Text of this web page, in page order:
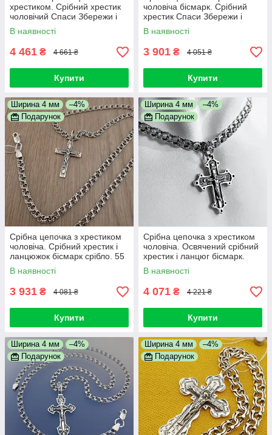
хрестиком. Срібний хрестик
чоловічий Спаси Збережи і
цепочка бісмарк 55 см
В наявності
4 461 ₴ 4 661 ₴
Купити
чоловіча бісмарк. Срібний
хрестик Спаси Збережи і
цепочка срібло 925. 55 см
В наявності
3 901 ₴ 4 051 ₴
Купити
Ширина 4 мм
–4%
Подарунок
Срібна цепочка з хрестиком
чоловіча. Срібний хрестик і
ланцюжок бісмарк срібло. 55
см
В наявності
3 931 ₴ 4 081 ₴
Купити
Ширина 4 мм
–4%
Подарунок
Срібна цепочка з хрестиком
чоловіча. Освячений срібний
хрестик і ланцюг бісмарк.
Довжина 55 см
В наявності
4 071 ₴ 4 221 ₴
Купити
Ширина 4 мм
–4%
Подарунок
Ширина 4 мм
–4%
Подарунок